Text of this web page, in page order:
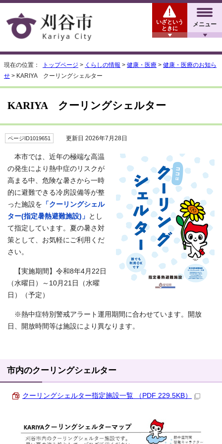
メニュー
いざという
ときに
現在の位置： トップページ > くらしの情報 > 健康・医療 > 健康・医療のお知ら
せ > KARIYA クーリングシェルター
KARIYA クーリングシェルター
ページID1019651 更新日 2026年7月28日
本市では、近年の極端な高温
の発生により熱中症のリスクが
高まる中、危険な暑さから一時
的に避難できる冷房設備等が整
った施設を 「クーリングシェル
ター(指定暑熱避難施設)」 とし
て指定しています。夏の暑さ対
策として、お気軽にご利用くだ
さい。
【実施期間】令和8年4月22日
（水曜日）～10月21日（水曜
日）（予定）
※熱中症特別警戒アラート運用期間に合わせています。開放
日、開放時間等は施設により異なります。
市内のクーリングシェルター
クーリングシェルター指定施設一覧 （PDF 229.5KB）